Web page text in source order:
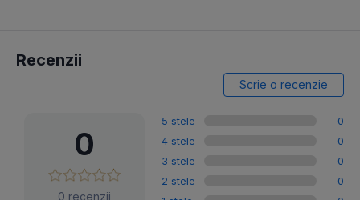
Recenzii
Scrie o recenzie
0
0 recenzii
5 stele
0
4 stele
0
3 stele
0
2 stele
0